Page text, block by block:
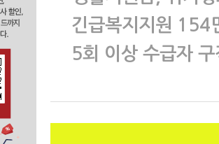
긴급복지지원
5회 이상 수급자